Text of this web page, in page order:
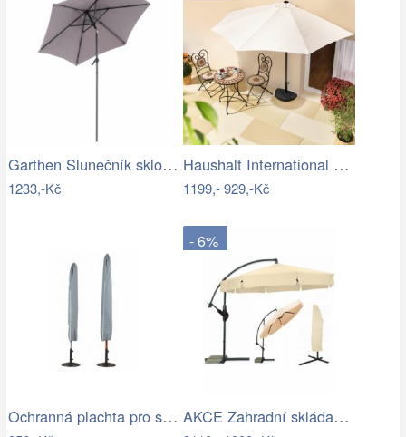
Garthen Slunečník sklopný s kličkou,…
1233,-Kč
Haushalt International Slunečník…
1199,-929,-Kč
Ochranná plachta pro slunečníky - GD
- 6%
AKCE Zahradní skládací slunečník LEVI…